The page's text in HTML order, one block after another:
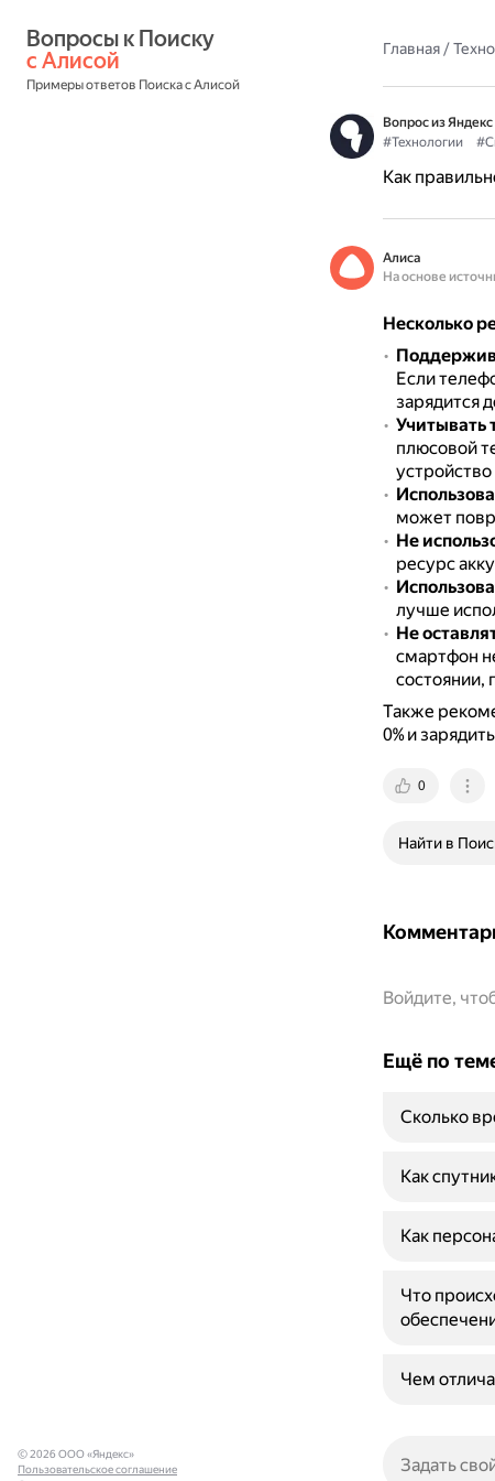
с Алисой
Примеры ответов Поиска с Алисой
Главная/
Вопрос из
#Технологии
Как
Алиса
На основе
Несколько
Если
зарядится
плюсовой
может
Не
ресурс
лучше
Не
смартфон
состоянии,
Также
0% и
0
Найти в
Войдите,
Ещё по
Сколько
Как
Как
Что
Чем
© 2026 ООО «Яндекс»
Пользовательское соглашение